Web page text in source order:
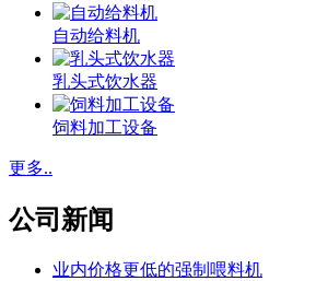
自动给料机
乳头式饮水器
饲料加工设备
更多..
公司新闻
业内价格更低的强制喂料机